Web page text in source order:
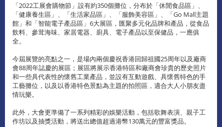
「2022工展會購物節」設有約350個攤位，分布於「休閒食品區」、
「健康養生區」、「生活家品區」、「服飾美容區」、「Go Mall主題
館」和「智能電子產品區」6大展區，匯聚多元化品牌和產品，從食品
飲料、參茸海味、家居電器、廚具、電子產品以至保健品，一應俱
全。
今屆展覽的亮點之一，是場內兩個慶祝香港回歸祖國25周年以及廠商
會88周年誌慶的展區；展區將展示香港特區和廠商會珍貴的歷史照片
和一些具代表性的懷舊工業產品，並設有互動遊戲、具懷舊特色的手
工藝攤位，以及以香港特色景點為主題的拍照區，適合大人小朋友盡
情玩樂。
此外，大會更準備了一系列精彩的娛樂活動，包括歌舞表演、親子工
作坊以及抽獎活動，將送出總值超過港幣130萬元的豐富獎品。